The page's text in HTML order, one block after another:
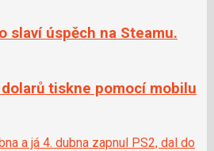
slaví úspěch na Steamu.
tiskne pomocí mobilu
a já 4. dubna zapnul PS2, dal do